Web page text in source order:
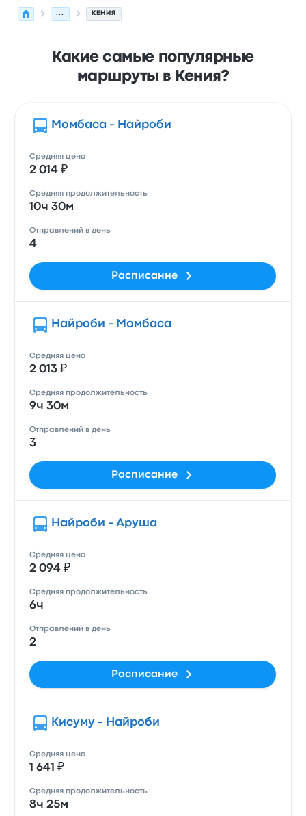
... КЕНИЯ
Какие самые популярные
маршруты в Кения?
Момбаса - Найроби
Средняя цена
2 014 ₽
Средняя продолжительность
10ч 30м
Отправлений в день
4
Расписание
Найроби - Момбаса
Средняя цена
2 013 ₽
Средняя продолжительность
9ч 30м
Отправлений в день
3
Расписание
Найроби - Аруша
Средняя цена
2 094 ₽
Средняя продолжительность
6ч
Отправлений в день
2
Расписание
Кисуму - Найроби
Средняя цена
1 641 ₽
Средняя продолжительность
8ч 25м